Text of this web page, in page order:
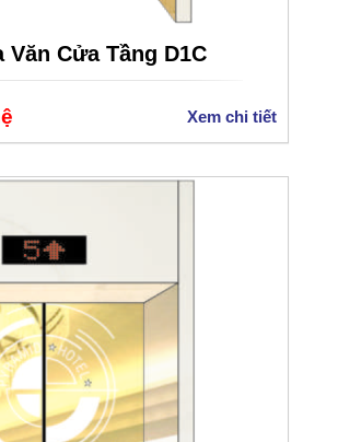
Văn Cửa Tầng D1C
Xem chi tiết